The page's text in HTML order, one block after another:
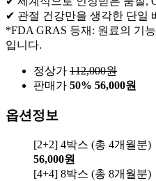
✔ 관절 건강만을 생각한 단일
*FDA GRAS 등재: 원료의 기
입니다.
정상가 112,000원
판매가 50% 56,000원
옵션정보
[2+2] 4박스 (총 4개월분)
56,000원
[4+4] 8박스 (총 8개월분)